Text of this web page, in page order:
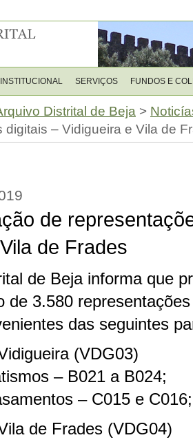
SERVIÇOS FUNDOS E
Distrital de Beja >
digitais – Vidigueira e Vila de
de
de Frades
de Beja informa que
de 3.580
das seguintes
(VDG03)
– B021 a B024;
– C015 e C016;
de Frades (VDG04)